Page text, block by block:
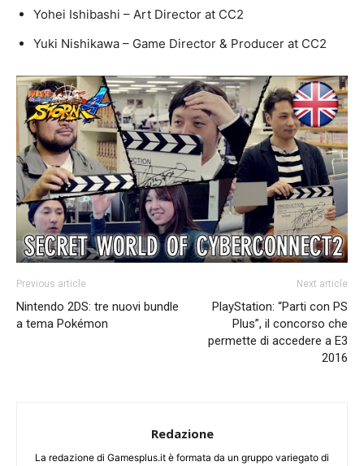
Yohei Ishibashi – Art Director at CC2
Yuki Nishikawa – Game Director & Producer at CC2
Previous article
Nintendo 2DS: tre nuovi bundle
a tema Pokémon
Next article
PlayStation: “Parti con PS
Plus”, il concorso che
permette di accedere a E3
2016
Redazione
La redazione di Gamesplus.it è formata da un gruppo variegato di